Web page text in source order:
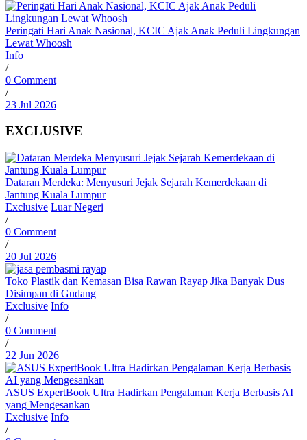
Peringati Hari Anak Nasional, KCIC Ajak Anak Peduli Lingkungan
Lewat Whoosh
Info
/
0 Comment
/
23 Jul 2026
EXCLUSIVE
Dataran Merdeka: Menyusuri Jejak Sejarah Kemerdekaan di
Jantung Kuala Lumpur
Exclusive Luar Negeri
/
0 Comment
/
20 Jul 2026
Toko Plastik dan Kemasan Bisa Rawan Rayap Jika Banyak Dus
Disimpan di Gudang
Exclusive Info
/
0 Comment
/
22 Jun 2026
ASUS ExpertBook Ultra Hadirkan Pengalaman Kerja Berbasis AI
yang Mengesankan
Exclusive Info
/